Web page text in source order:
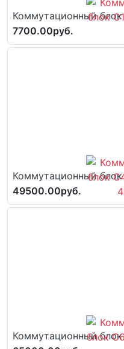
Коммутационный блок
7700.00руб.
Коммутационный
49500.00руб.
Коммутационный блок